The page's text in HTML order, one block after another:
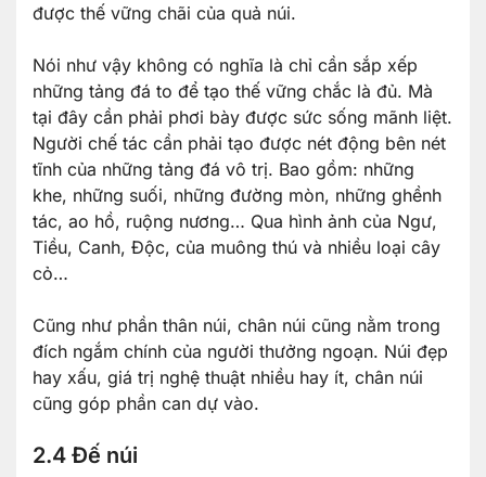
được thế vững chãi của quả núi.
Nói như vậy không có nghĩa là chỉ cần sắp xếp
những tảng đá to để tạo thế vững chắc là đủ. Mà
tại đây cần phải phơi bày được sức sống mãnh liệt.
Người chế tác cần phải tạo được nét động bên nét
tĩnh của những tảng đá vô trị. Bao gồm: những
khe, những suối, những đường mòn, những ghềnh
tác, ao hồ, ruộng nương… Qua hình ảnh của Ngư,
Tiều, Canh, Độc, của muông thú và nhiều loại cây
cỏ…
Cũng như phần thân núi, chân núi cũng nằm trong
đích ngắm chính của người thưởng ngoạn. Núi đẹp
hay xấu, giá trị nghệ thuật nhiều hay ít, chân núi
cũng góp phần can dự vào.
2.4 Đế núi